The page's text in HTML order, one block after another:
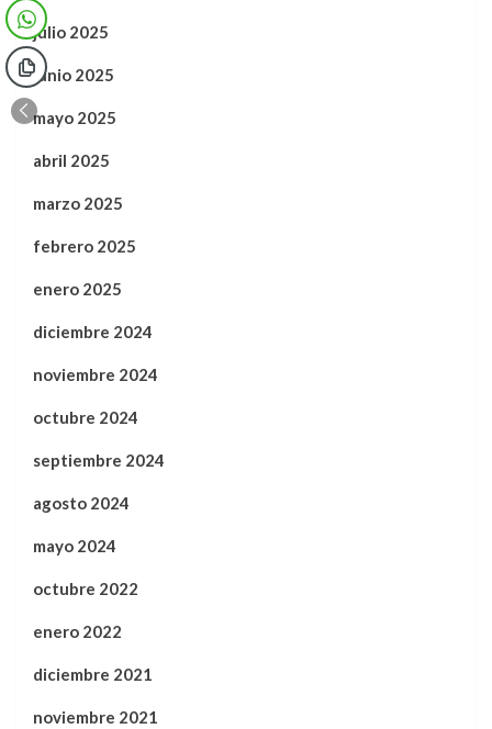
julio 2025
junio 2025
mayo 2025
abril 2025
marzo 2025
febrero 2025
enero 2025
diciembre 2024
noviembre 2024
octubre 2024
septiembre 2024
agosto 2024
mayo 2024
octubre 2022
enero 2022
diciembre 2021
noviembre 2021